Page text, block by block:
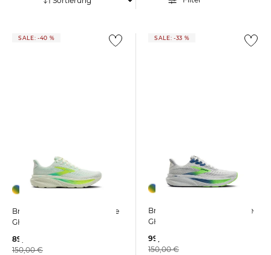
SALE: -40 %
Brooks | Damen Laufschuhe
GHOST 17
89,99 €
150,00 €
SALE: -33 %
Brooks | Herren Laufschuhe
GHOST 17
99,99 €
150,00 €